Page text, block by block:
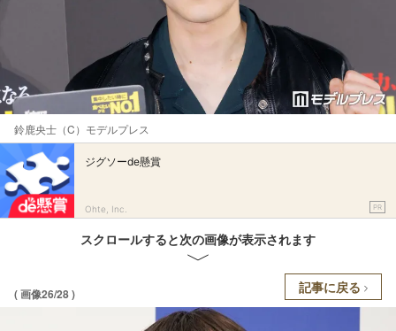
鈴鹿央士（C）モデルプレス
ジグソーde懸賞
Ohte, Inc. PR
スクロールすると次の画像が表示されます
( 画像26/28 ) 記事に戻る